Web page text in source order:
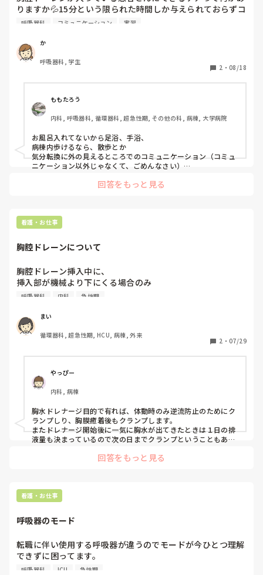
りますか💦15分という限られた時間しか与えられておらずコ
ミュニケーションを取る以外になにか患者さんにしてあげら
呼吸器科 コミュニケーション 実習
か
呼吸器科, 学生
2 ・ 08/18
ももたろう
内科, 呼吸器科, 循環器科, 超急性期, その他の科, 病棟, 大学病院
お風呂入れてないから足浴、手浴、
病棟内歩けるなら、散歩とか
気分転換に外の見えるところでのコミュニケーション（コミュ
ニケーション以外じゃなくて、ごめんなさい）
ことがキーワードかなあ回答をもっと見る
看護・お仕事
胸腔ドレーンについて
胸腔ドレーン挿入中に、
挿入部が機械より下にくる場合のみ
二点クランプという考え方であってますか？
またその他クランプする場面ありましたら、教えていただき
たいです。
よろしくお願いします。
呼吸器科 内科 急性期
まい
循環器科, 超急性期, HCU, 病棟, 外来
2 ・ 07/29
やっぴー
内科, 病棟
胸水ドレナージ目的で有れば、体動時のみ逆流防止のためにク
ランプしり、胸膜癒着後もクランプします。
またドレナージ開始後に一気に胸水が出てきたときは１日の排
液量も決まっているので次の日までクランプということもあり
回答をもっと見る
看護・お仕事
呼吸器のモード
転職に伴い使用する呼吸器が違うのでモードが今ひとつ理解
できずに困ってます。
ハミルトンの呼吸器なのですが、DuoPAP、APRVが分から
呼吸器科 ICU 急性期